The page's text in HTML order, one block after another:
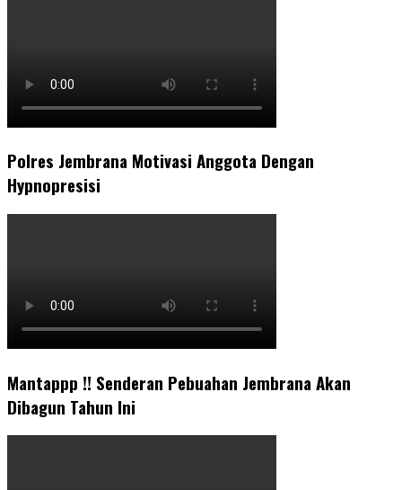
Polres Jembrana Motivasi Anggota Dengan
Hypnopresisi
Mantappp !! Senderan Pebuahan Jembrana Akan
Dibagun Tahun Ini